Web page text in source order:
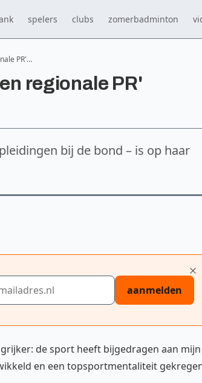
spelers clubs zomerbadminton
PR'…
regionale PR'
bij de bond – is op haar
aanmelden
de sport heeft bijgedragen aan mijn
en een topsportmentaliteit